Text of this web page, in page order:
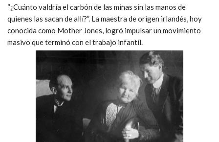
“¿Cuánto valdría el carbón de las minas sin las manos de
quienes las sacan de allí?”. La maestra de origen irlandés, hoy
conocida como Mother Jones, logró impulsar un movimiento
masivo que terminó con el trabajo infantil.